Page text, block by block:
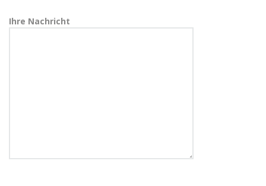
Ihre Nachricht